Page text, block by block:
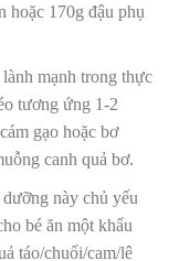
hoặc 170g đậu phụ
mạnh trong thực
tương ứng 1-2
gạo hoặc bơ
canh quả bơ.
này chủ yếu
bé ăn một khẩu
táo/chuối/cam/lê